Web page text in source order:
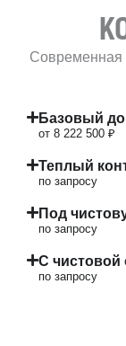
Современная
Базовый
от 8 222 500 ₽
Теплый
по запросу
Под
по запросу
С чистовой
по запросу